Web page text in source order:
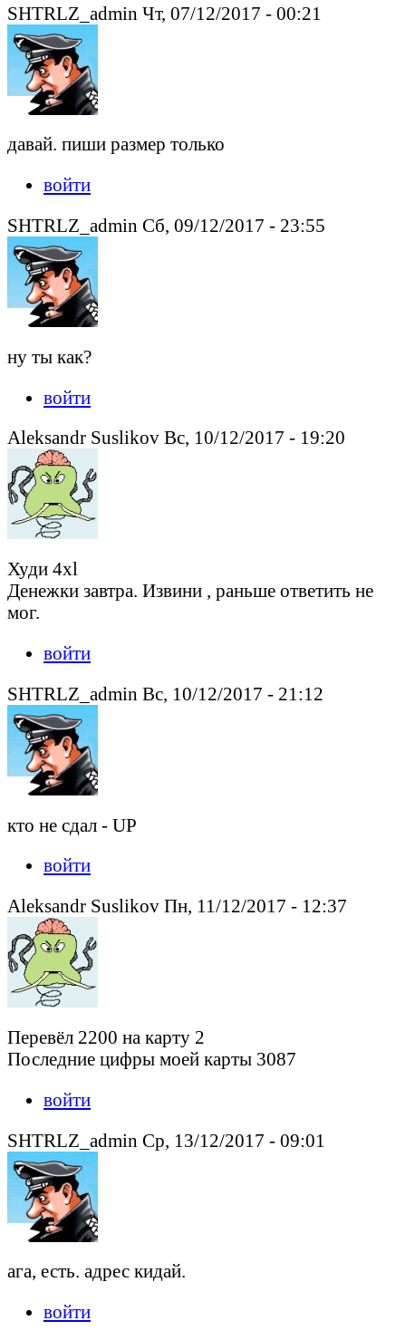
SHTRLZ_admin Чт, 07/12/2017 - 00:21
давай. пиши размер только
войти
SHTRLZ_admin Сб, 09/12/2017 - 23:55
ну ты как?
войти
Aleksandr Suslikov Вс, 10/12/2017 - 19:20
Худи 4xl
Денежки завтра. Извини , раньше ответить не
мог.
войти
SHTRLZ_admin Вс, 10/12/2017 - 21:12
кто не сдал - UP
войти
Aleksandr Suslikov Пн, 11/12/2017 - 12:37
Перевёл 2200 на карту 2
Последние цифры моей карты 3087
войти
SHTRLZ_admin Ср, 13/12/2017 - 09:01
ага, есть. адрес кидай.
войти